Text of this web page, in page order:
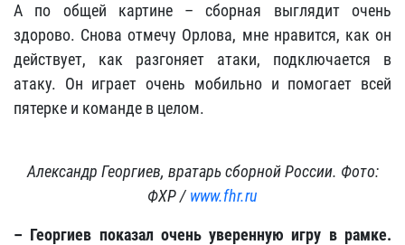
А по общей картине – сборная выглядит очень
здорово. Снова отмечу Орлова, мне нравится, как он
действует, как разгоняет атаки, подключается в
атаку. Он играет очень мобильно и помогает всей
пятерке и команде в целом.
Александр Георгиев, вратарь сборной России. Фото:
ФХР / www.fhr.ru
– Георгиев показал очень уверенную игру в рамке.